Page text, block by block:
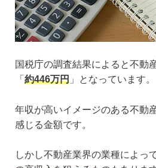
国税庁の調査結果によると不動
「 約446万円 」となっています。
年収が高いイメージのある不動
感じる金額です。
しかし不動産業界の業種によっ